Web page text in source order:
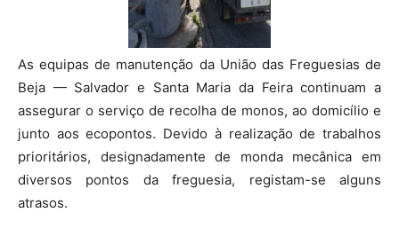
As equipas de manutenção da União das Freguesias de
Beja — Salvador e Santa Maria da Feira continuam a
assegurar o serviço de recolha de monos, ao domicílio e
junto aos ecopontos. Devido à realização de trabalhos
prioritários, designadamente de monda mecânica em
diversos pontos da freguesia, registam-se alguns
atrasos.